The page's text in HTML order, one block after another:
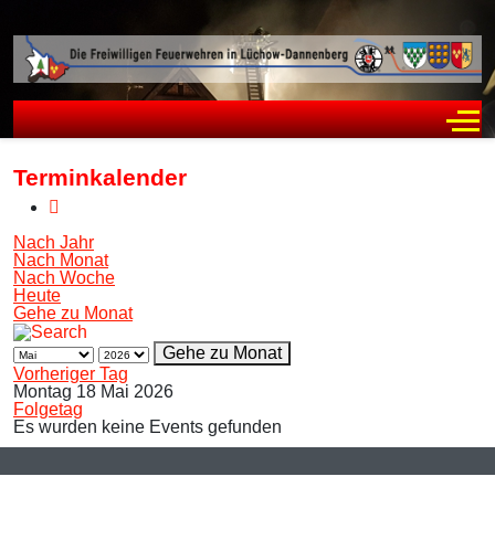
Terminkalender
Nach Jahr
Nach Monat
Nach Woche
Heute
Gehe zu Monat
Gehe zu Monat
Vorheriger Tag
Montag 18 Mai 2026
Folgetag
Es wurden keine Events gefunden